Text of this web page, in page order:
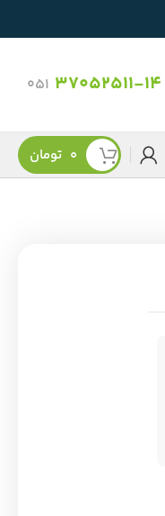
37052511-14
051
0 تومان